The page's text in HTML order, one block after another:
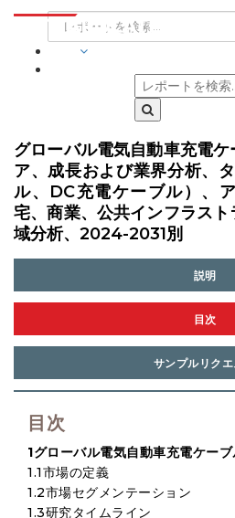
グローバル電気自動車充電
ア、成長および業界分析、
ル、DC充電ケーブル）、
宅、商業、公共インフラス
域分析、2024-2031別
説明
目次
サンプルリクエ
目次
1グローバル電気自動車充電ケー
1.1市場の定義
1.2市場セグメンテーション
1.3研究タイムライン